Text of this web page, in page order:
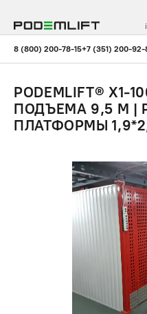
8 (800) 200-78-15+7 (351) 200-92-
PODEMLIFT® X1-
ПОДЪЕМА 9,5 М |
ПЛАТФОРМЫ